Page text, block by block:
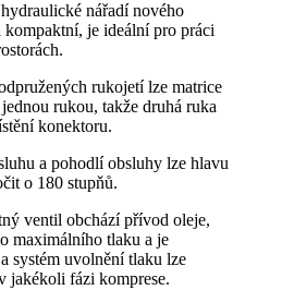
nářadí nového
kompaktní, je ideální pro práci
rukojetí lze matrice
rukou, takže druhá ruka
konektoru.
a pohodlí obsluhy lze hlavu
o 180 stupňů.
ventil obchází přívod oleje,
maximálního tlaku a je
systém uvolnění tlaku lze
jakékoli fázi komprese.